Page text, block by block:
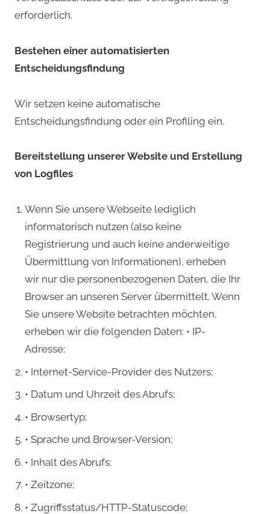
erforderlich.
Bestehen einer automatisierten
Entscheidungsfindung
Wir setzen keine automatische
Entscheidungsfindung oder ein Profiling ein.
Bereitstellung unserer Website und Erstellung
von Logfiles
Wenn Sie unsere Webseite lediglich
informatorisch nutzen (also keine
Registrierung und auch keine anderweitige
Übermittlung von Informationen), erheben
wir nur die personenbezogenen Daten, die Ihr
Browser an unseren Server übermittelt. Wenn
Sie unsere Website betrachten möchten,
erheben wir die folgenden Daten: • IP-
Adresse;
• Internet-Service-Provider des Nutzers;
• Datum und Uhrzeit des Abrufs;
• Browsertyp;
• Sprache und Browser-Version;
• Inhalt des Abrufs;
• Zeitzone;
• Zugriffsstatus/HTTP-Statuscode;